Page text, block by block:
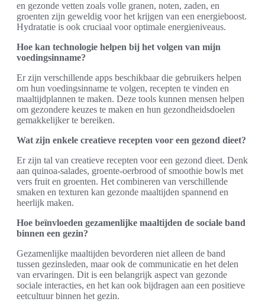
en gezonde vetten zoals volle granen, noten, zaden, en
groenten zijn geweldig voor het krijgen van een energieboost.
Hydratatie is ook cruciaal voor optimale energieniveaus.
Hoe kan technologie helpen bij het volgen van mijn
voedingsinname?
Er zijn verschillende apps beschikbaar die gebruikers helpen
om hun voedingsinname te volgen, recepten te vinden en
maaltijdplannen te maken. Deze tools kunnen mensen helpen
om gezondere keuzes te maken en hun gezondheidsdoelen
gemakkelijker te bereiken.
Wat zijn enkele creatieve recepten voor een gezond dieet?
Er zijn tal van creatieve recepten voor een gezond dieet. Denk
aan quinoa-salades, groente-oerbrood of smoothie bowls met
vers fruit en groenten. Het combineren van verschillende
smaken en texturen kan gezonde maaltijden spannend en
heerlijk maken.
Hoe beïnvloeden gezamenlijke maaltijden de sociale band
binnen een gezin?
Gezamenlijke maaltijden bevorderen niet alleen de band
tussen gezinsleden, maar ook de communicatie en het delen
van ervaringen. Dit is een belangrijk aspect van gezonde
sociale interacties, en het kan ook bijdragen aan een positieve
eetcultuur binnen het gezin.